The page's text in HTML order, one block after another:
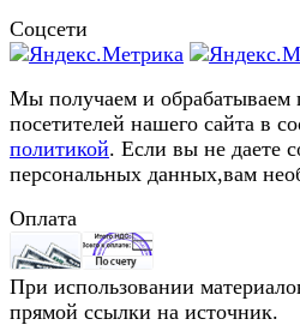
Соцсети
Мы получаем и обрабатываем
посетителей нашего сайта в
политикой. Если вы не даете
персональных данных,вам
Оплата
При использовании
прямой ссылки на источник.